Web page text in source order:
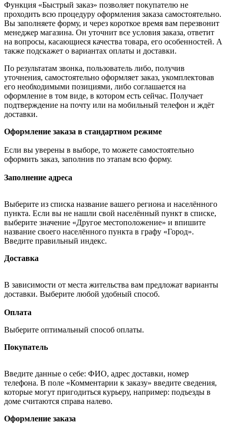
Функция «Быстрый заказ» позволяет покупателю не
проходить всю процедуру оформления заказа самостоятельно.
Вы заполняете форму, и через короткое время вам перезвонит
менеджер магазина. Он уточнит все условия заказа, ответит
на вопросы, касающиеся качества товара, его особенностей. А
также подскажет о вариантах оплаты и доставки.
По результатам звонка, пользователь либо, получив
уточнения, самостоятельно оформляет заказ, укомплектовав
его необходимыми позициями, либо соглашается на
оформление в том виде, в котором есть сейчас. Получает
подтверждение на почту или на мобильный телефон и ждёт
доставки.
Оформление заказа в стандартном режиме
Если вы уверены в выборе, то можете самостоятельно
оформить заказ, заполнив по этапам всю форму.
Заполнение адреса
Выберите из списка название вашего региона и населённого
пункта. Если вы не нашли свой населённый пункт в списке,
выберите значение «Другое местоположение» и впишите
название своего населённого пункта в графу «Город».
Введите правильный индекс.
Доставка
В зависимости от места жительства вам предложат варианты
доставки. Выберите любой удобный способ.
Оплата
Выберите оптимальный способ оплаты.
Покупатель
Введите данные о себе: ФИО, адрес доставки, номер
телефона. В поле «Комментарии к заказу» введите сведения,
которые могут пригодиться курьеру, например: подъезды в
доме считаются справа налево.
Оформление заказа